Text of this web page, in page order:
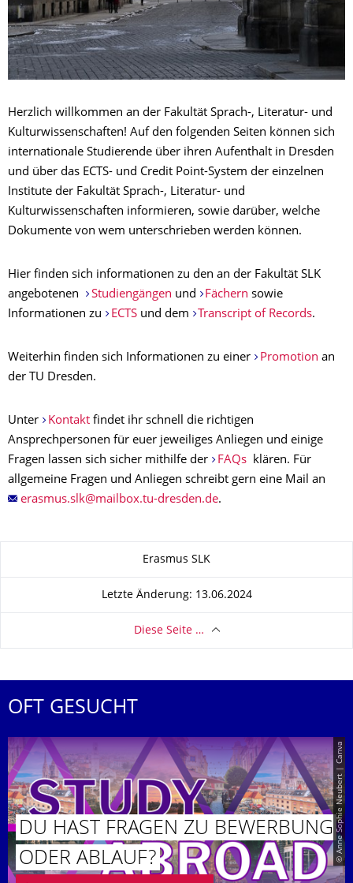
Herzlich willkommen an der Fakultät Sprach-, Literatur- und
Kulturwissenschaften! Auf den folgenden Seiten können sich
internationale Studierende über ihren Aufenthalt in Dresden
und über das ECTS- und Credit Point-System der einzelnen
Institute der Fakultät Sprach-, Literatur- und
Kulturwissenschaften informieren, sowie darüber, welche
Dokumente von wem unterschrieben werden können.
Hier finden sich informationen zu den an der Fakultät SLK
angebotenen
Studiengängen und Fächern sowie
Informationen zu
ECTSund dem Transcript of Records.
Weiterhin finden sich Informationen zu einer Promotion an
der TU Dresden.
Unter Kontaktfindet ihr schnell die richtigen
Ansprechpersonen für euer jeweiliges Anliegen und einige
Fragen lassen sich sicher mithilfe der
FAQs klären. Für
allgemeine Fragen und Anliegen schreibt gern eine Mail an
.
Erasmus SLK
Letzte Änderung: 13.06.2024
Diese Seite …
OFT GESUCHT
© Anne Sophie Neubert | Canva
DU HAST FRAGEN ZU BEWERBUNG
ODER ABLAUF?